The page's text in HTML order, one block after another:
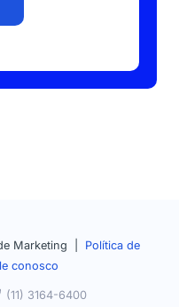
Marketing | Política de
conosco
(11) 3164-6400